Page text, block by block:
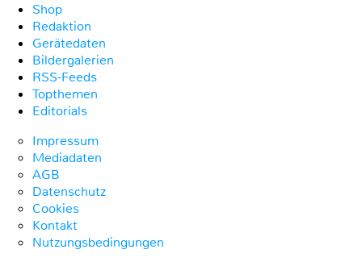
Shop
Redaktion
Gerätedaten
Bildergalerien
RSS-Feeds
Topthemen
Editorials
Impressum
Mediadaten
AGB
Datenschutz
Cookies
Kontakt
Nutzungsbedingungen